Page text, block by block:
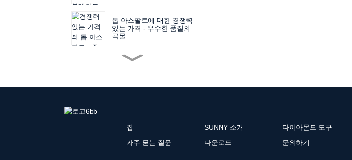
톱 아스팔트에 대한 경쟁력
있는 가격 - 우수한 품질의
곡물...
다이아몬드 팁 앵글 그라인
인기 판매 공장용 16인치
집 SUNNY 소개
다이아몬드 도구
자주 묻는 질문
다운로드 문의하기